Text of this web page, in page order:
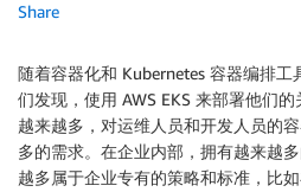
Share
随着容器化和 Kubernetes 容器编排工
们发现，使用 AWS EKS 来部署他们
越来越多，对运维人员和开发人员的
多的需求。在企业内部，拥有越来越
越多属于企业专有的策略和标准，比